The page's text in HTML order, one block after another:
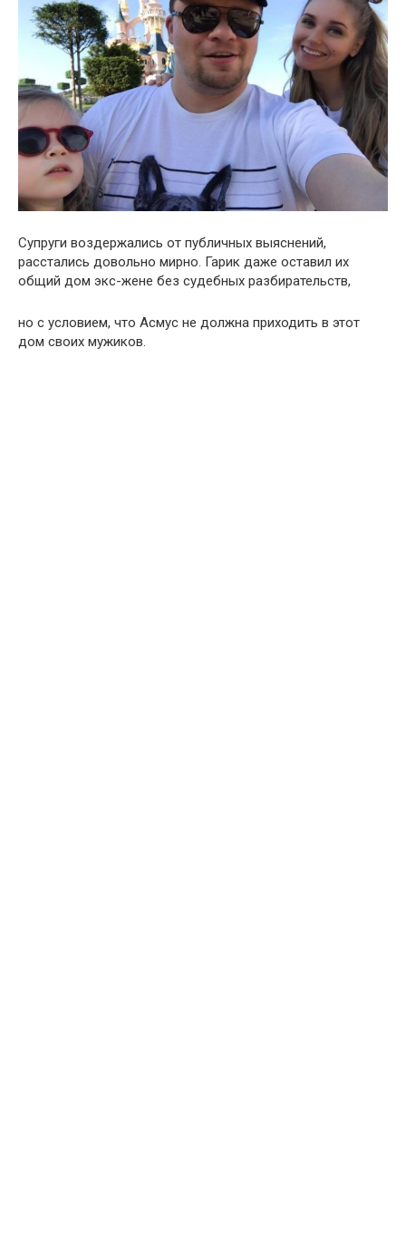
Супруги воздержались от публичных выяснений,
расстались довольно мирно. Гарик даже оставил их
общий дом экс-жене без судебных разбирательств,
но с условием, что Асмус не должна приходить в этот
дом своих мужиков.